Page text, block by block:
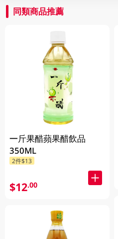
同類商品推薦
一斤果醋蘋果醋飲品
350ML
2件$13
$12.00